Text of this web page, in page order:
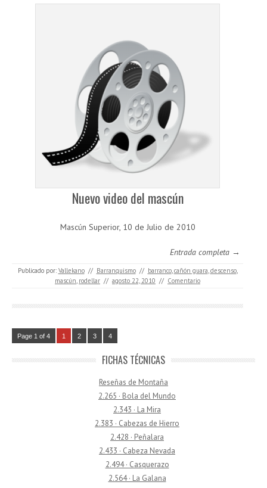
Nuevo video del mascún
Mascún Superior, 10 de Julio de 2010
Entrada completa →
Publicado por: Vallekano // Barranquismo // barranco,cañón guara,descenso,
mascún, rodellar // agosto 22, 2010 // Comentario
Page 1 of 4 1 2 3 4
FICHAS TÉCNICAS
Reseñas de Montaña
2.265 · Bola del Mundo
2.343 · La Mira
2.383 · Cabezas de Hierro
2.428 · Peñalara
2.433 · Cabeza Nevada
2.494 · Casquerazo
2.564 · La Galana